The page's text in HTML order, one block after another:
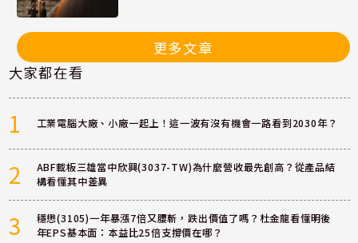
更多文章
大家都在看
1 工業電腦大廠、小廠一起上！這一波有沒有機會一路看到2030年？
2
ABF載板三雄當中欣興(3037-TW)為什麼營收最先創高？從產品結
構看懂其中差異
3
穩懋(3105)一年暴漲7倍又腰斬，跌出價值了嗎？杜金龍看懂明後
年EPS基本面：本益比25倍支撐價在哪？